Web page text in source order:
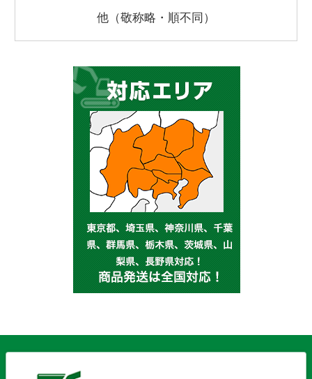
他（敬称略・順不同）